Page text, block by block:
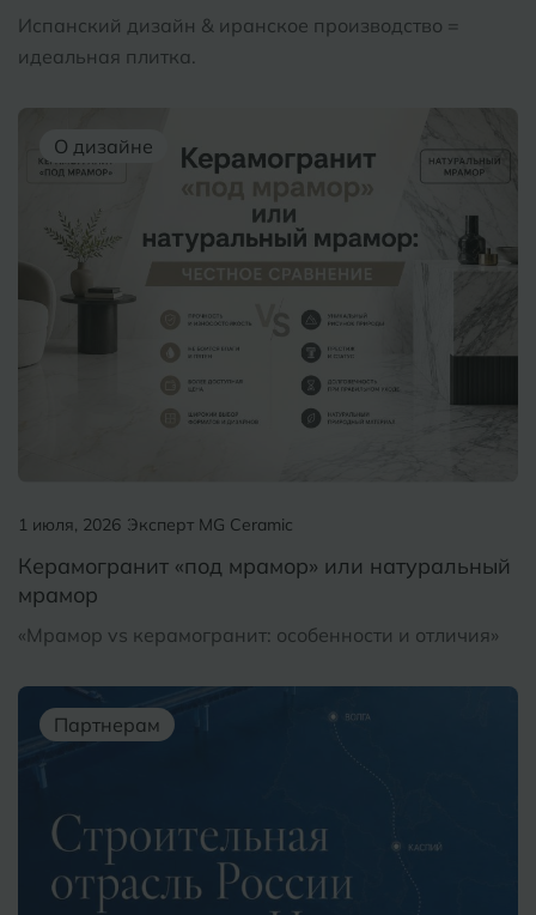
Испанский дизайн & иранское производство =
идеальная плитка.
О дизайне
1 июля, 2026 Эксперт MG Ceramic
Керамогранит «под мрамор» или натуральный
мрамор
«Мрамор vs керамогранит: особенности и отличия»
Партнерам